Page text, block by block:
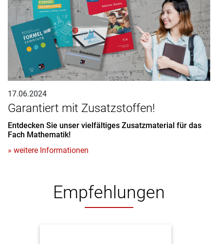
17.06.2024
Garantiert mit Zusatzstoffen!
Entdecken Sie unser vielfältiges Zusatzmaterial für das
Fach Mathematik!
» weitere Informationen
Empfehlungen